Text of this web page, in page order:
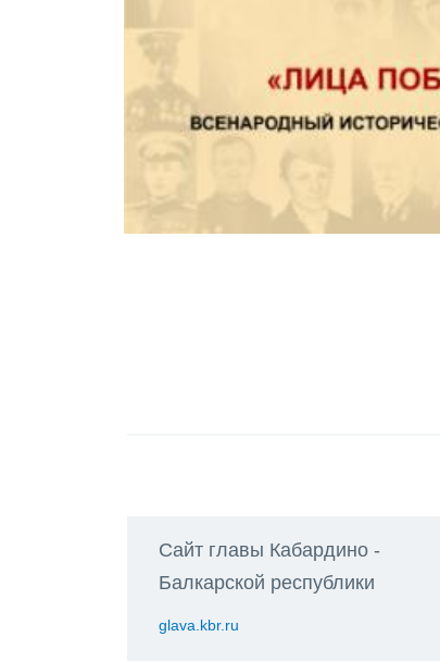
Сайт главы Кабардино -
Балкарской республики
glava.kbr.ru